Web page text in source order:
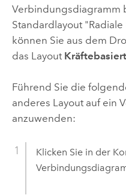
Verbindungsdiagramm
Standardlayout
können Sie aus dem
das Layout Kräftebasiert
Führend Sie die
anderes Layout auf ein
anzuwenden:
Klicken Sie in der